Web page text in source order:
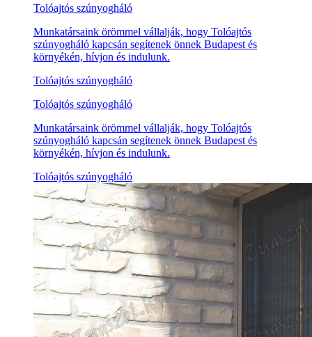
Tolóajtós szúnyogháló
Munkatársaink örömmel vállalják, hogy Tolóajtós
szúnyogháló kapcsán segítenek önnek Budapest és
környékén, hívjon és indulunk.
Tolóajtós szúnyogháló
Tolóajtós szúnyogháló
Munkatársaink örömmel vállalják, hogy Tolóajtós
szúnyogháló kapcsán segítenek önnek Budapest és
környékén, hívjon és indulunk.
Tolóajtós szúnyogháló